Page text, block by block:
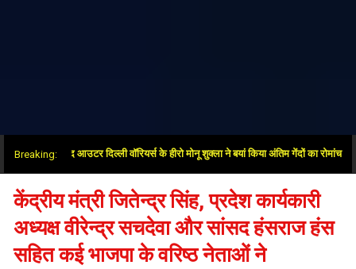
Breaking:
जीत के बाद आउटर दिल्ली वॉरियर्स के हीरो मोनू शुक्ला ने बयां किया अंतिम गेंदों का रोमांच
केंद्रीय मंत्री जितेन्द्र सिंह, प्रदेश कार्यकारी
अध्यक्ष वीरेन्द्र सचदेवा और सांसद हंसराज हंस
सहित कई भाजपा के वरिष्ठ नेताओं ने